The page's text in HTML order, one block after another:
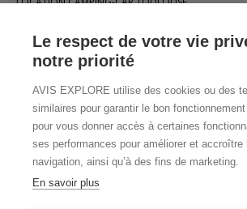
Le respect de votre vie
notre priorité
AVIS EXPLORE utilise des cookies ou des
similaires pour garantir le bon
pour vous donner accès à certaines
ses performances pour améliorer et accroître
navigation, ainsi qu’à des fins de marketing.
En savoir plus